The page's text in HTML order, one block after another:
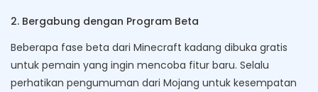
2. Bergabung dengan Program Beta
Beberapa fase beta dari Minecraft kadang dibuka gratis
untuk pemain yang ingin mencoba fitur baru. Selalu
perhatikan pengumuman dari Mojang untuk kesempatan